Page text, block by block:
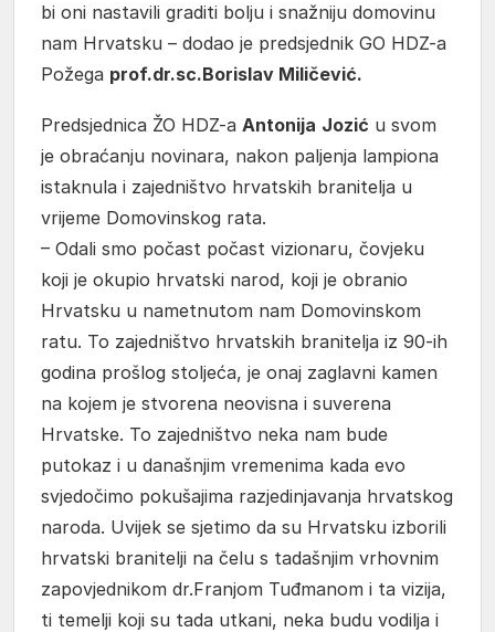
bi oni nastavili graditi bolju i snažniju domovinu
nam Hrvatsku – dodao je predsjednik GO HDZ-a
Požega prof.dr.sc.Borislav Miličević.
Predsjednica ŽO HDZ-a Antonija Jozić u svom
je obraćanju novinara, nakon paljenja lampiona
istaknula i zajedništvo hrvatskih branitelja u
vrijeme Domovinskog rata.
– Odali smo počast počast vizionaru, čovjeku
koji je okupio hrvatski narod, koji je obranio
Hrvatsku u nametnutom nam Domovinskom
ratu. To zajedništvo hrvatskih branitelja iz 90-ih
godina prošlog stoljeća, je onaj zaglavni kamen
na kojem je stvorena neovisna i suverena
Hrvatske. To zajedništvo neka nam bude
putokaz i u današnjim vremenima kada evo
svjedočimo pokušajima razjedinjavanja hrvatskog
naroda. Uvijek se sjetimo da su Hrvatsku izborili
hrvatski branitelji na čelu s tadašnjim vrhovnim
zapovjednikom dr.Franjom Tuđmanom i ta vizija,
ti temelji koji su tada utkani, neka budu vodilja i